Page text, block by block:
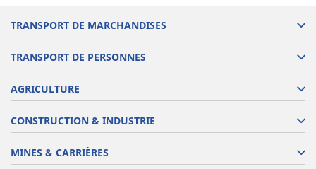
TRANSPORT DE MARCHANDISES
TRANSPORT DE PERSONNES
AGRICULTURE
CONSTRUCTION & INDUSTRIE
MINES & CARRIÈRES